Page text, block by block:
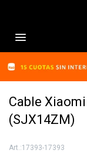

Cable Xiaomi
(SJX14ZM)
17393-17393